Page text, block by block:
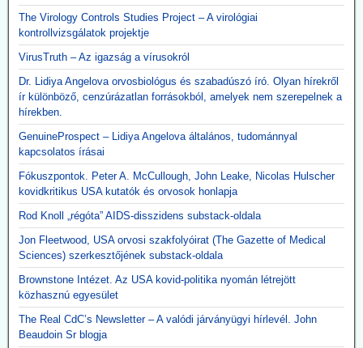
The Virology Controls Studies Project – A virológiai
kontrollvizsgálatok projektje
VirusTruth – Az igazság a vírusokról
Dr. Lidiya Angelova orvosbiológus és szabadúszó író. Olyan hírekről
ír különböző, cenzúrázatlan forrásokból, amelyek nem szerepelnek a
hírekben.
GenuineProspect – Lidiya Angelova általános, tudománnyal
kapcsolatos írásai
Fókuszpontok. Peter A. McCullough, John Leake, Nicolas Hulscher
kovidkritikus USA kutatók és orvosok honlapja
Rod Knoll „régóta” AIDS-disszidens substack-oldala
Jon Fleetwood, USA orvosi szakfolyóirat (The Gazette of Medical
Sciences) szerkesztőjének substack-oldala
Brownstone Intézet. Az USA kovid-politika nyomán létrejött
közhasznú egyesület
The Real CdC’s Newsletter – A valódi járványügyi hírlevél. John
Beaudoin Sr blogja